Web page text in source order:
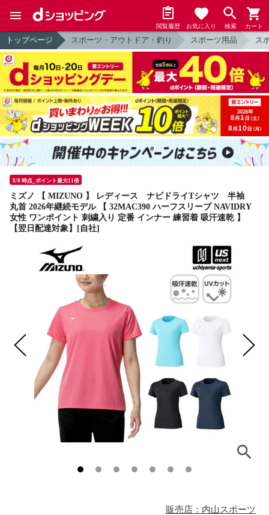
閲覧履歴 お気に入り 検索 カート
トップページ スポーツ・アウトドア・釣り スポーツ用品 ス
8/8 時点_ポイント最大11倍
ミズノ 【 MIZUNO 】 レディース ナビドライTシャツ 半袖
丸首 2026年継続モデル 【 32MAC390 ハーフスリーブ NAVIDRY
女性 ワンポイント 刺繍入り 定番 インナー 練習着 吸汗速乾 】
【翌日配達対象】[自社]
販売店：内山スポーツ